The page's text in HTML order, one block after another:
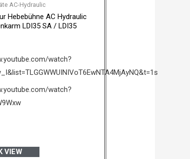
AC-Hydraulic
Hebebühne AC Hydraulic
LDI35 SA / LDI35
watch?
watch?
VIEW